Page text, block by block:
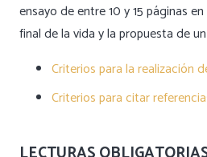
ensayo de entre 10 y 15 páginas
final de la vida y la propuesta de
Criterios para la realización
Criterios para citar